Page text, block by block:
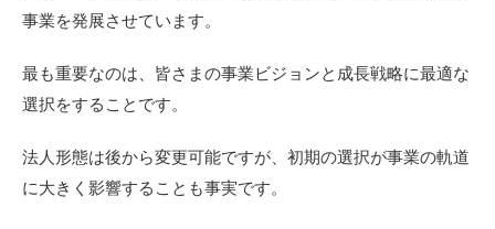
事業を発展させています。
最も重要なのは、皆さまの事業ビジョンと成長戦略に最適な
選択をすることです。
法人形態は後から変更可能ですが、初期の選択が事業の軌道
に大きく影響することも事実です。